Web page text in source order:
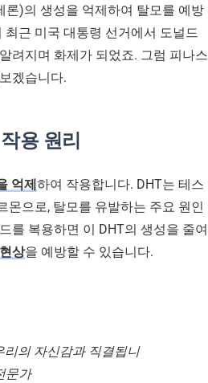
론)의 생성을 억제하여 탈모를 예방
근 미국 대통령 선거에서 도널드
려지며 화제가 되었죠. 그럼 피나스
겠습니다.
용 원리
억제 하여 작용합니다. DHT는 테스
몬으로, 탈모를 유발하는 주요 원인
를 복용하면 이 DHT의 생성을 줄여
상을 예방할 수 있습니다.
리의 자신감과 직결됩니
문가